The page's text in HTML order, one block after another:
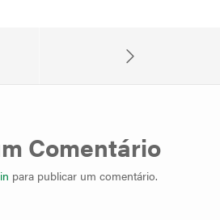
Comentário
para publicar um comentário.